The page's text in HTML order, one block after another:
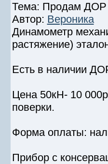
Тема: Продам ДОР
Автор: Вероника
Динамометр
растяжение)
Есть в наличии
Цена 50кН- 10
поверки.
Форма оплаты:
Прибор с